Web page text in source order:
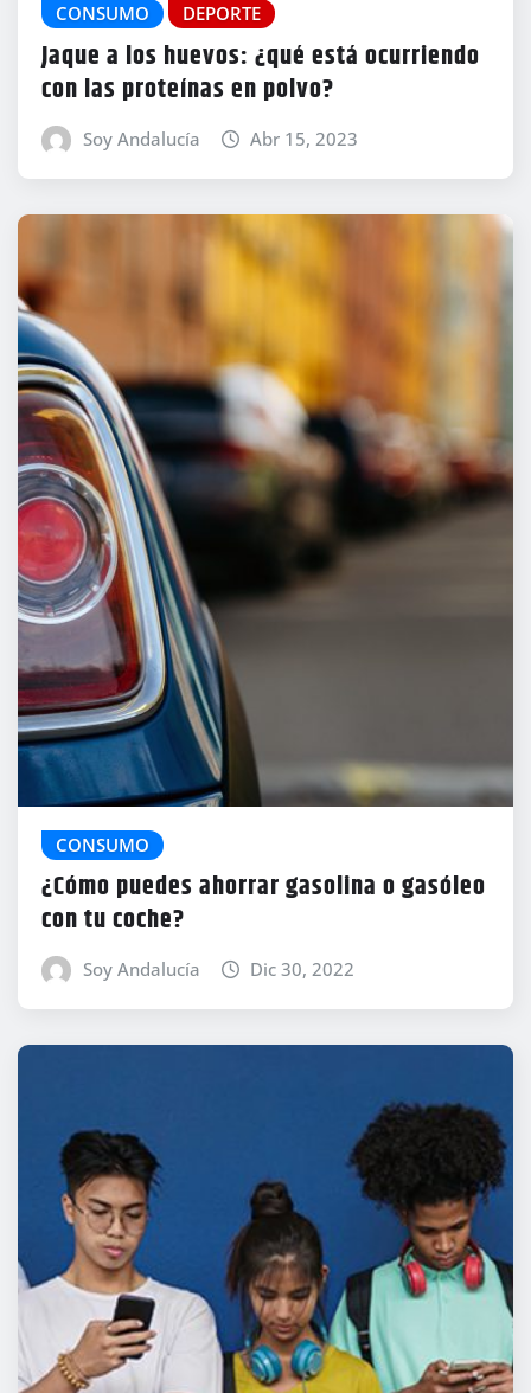
CONSUMO DEPORTE
Jaque a los huevos: ¿qué está ocurriendo
con las proteínas en polvo?
Soy Andalucía Abr 15, 2023
CONSUMO
¿Cómo puedes ahorrar gasolina o gasóleo
con tu coche?
Soy Andalucía Dic 30, 2022